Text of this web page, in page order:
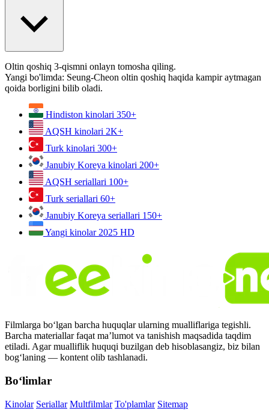
Oltin qoshiq 3-qismni onlayn tomosha qiling.
Yangi bo'limda: Seung-Cheon oltin qoshiq haqida kampir aytmagan
qoida borligini bilib oladi.
Hindiston kinolari 350+
AQSH kinolari 2K+
Turk kinolari 300+
Janubiy Koreya kinolari 200+
AQSH seriallari 100+
Turk seriallari 60+
Janubiy Koreya seriallari 150+
Yangi kinolar 2025 HD
Filmlarga bo‘lgan barcha huquqlar ularning mualliflariga tegishli.
Barcha materiallar faqat ma’lumot va tanishish maqsadida taqdim
etiladi. Agar mualliflik huquqi buzilgan deb hisoblasangiz, biz bilan
bog‘laning — kontent olib tashlanadi.
Bo‘limlar
Kinolar Seriallar Multfilmlar To'plamlar Sitemap